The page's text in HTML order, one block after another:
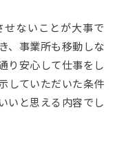
ないことが大事で
、事業所も移動しな
り安心して仕事をし
していただいた条件
いと思える内容でし